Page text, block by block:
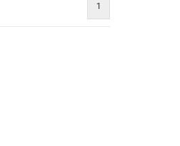
1